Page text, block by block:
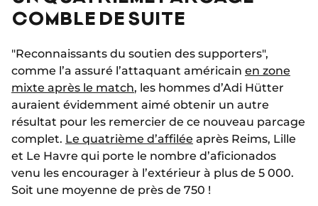
COMBLE DE SUITE
"Reconnaissants du soutien des supporters",
comme l’a assuré l’attaquant américain en zone
mixte après le match, les hommes d’Adi Hütter
auraient évidemment aimé obtenir un autre
résultat pour les remercier de ce nouveau parcage
complet. Le quatrième d’affilée après Reims, Lille
et Le Havre qui porte le nombre d’aficionados
venu les encourager à l’extérieur à plus de 5 000.
Soit une moyenne de près de 750 !